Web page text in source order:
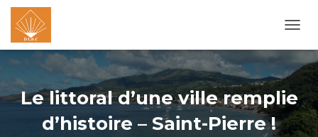
U
V
R
R
/
F
Le littoral d’une ville remplie
d’histoire – Saint-Pierre !